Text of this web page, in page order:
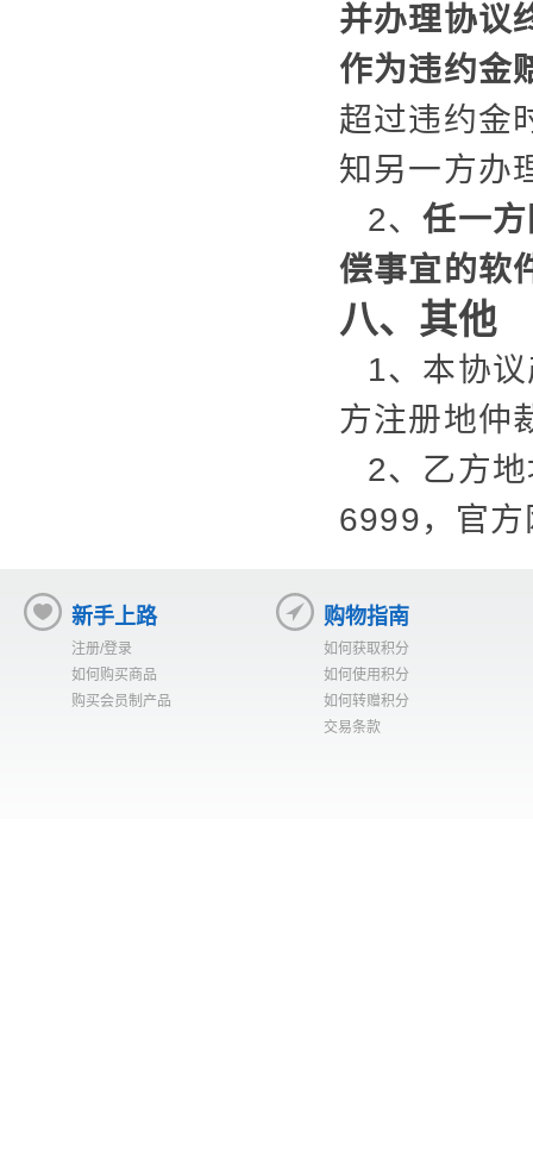
并办理协议
作为违约金
超过违约金
知另一方办
2、任一
偿事宜的软
八、其他
1、本协
方注册地仲
2、乙方
6999，官方
新手上路
注册/登录
如何购买商品
购买会员制产品
购物指南
如何获取积分
如何使用积分
如何转赠积分
交易条款